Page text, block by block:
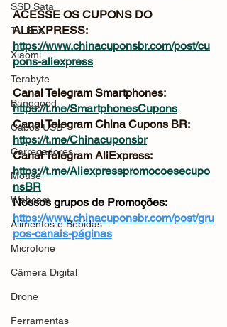
SSD Sata
TV Box
Xiaomi
Terabyte
Banggood
Cabos USB
Carregadores
Mouse
Webcam
Alimentos e Bebidas
Microfone
Câmera Digital
Drone
Ferramentas
ACESSE OS CUPONS DO
ALIEXPRESS:
https://www.chinacuponsbr.com/post/cu
pons-aliexpress
Canal Telegram Smartphones:
https://t.me/SmartphonesCupons
Canal Telegram China Cupons BR:
https://t.me/Chinacuponsbr
Canal Telegram AliExpress:
https://t.me/Aliexpresspromocoesecupo
nsBR
Nossos grupos de Promoções:
https://www.chinacuponsbr.com/post/gru
pos-canais-páginas